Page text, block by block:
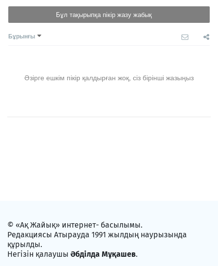
Бұл тақырыпқа пікір жазу жабық
Бұрынғы
Әзірге ешкім пікір қалдырған жоқ, сіз бірінші жазыңыз
© «Ақ Жайық» интернет- басылымы.
Редакциясы Атырауда 1991 жылдың наурызында
құрылды.
Негізін қалаушы Әбділда Мұқашев.